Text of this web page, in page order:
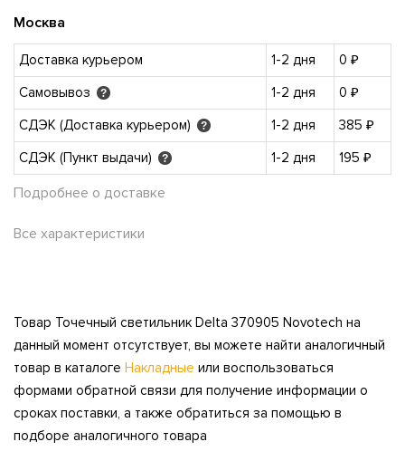
Москва
Доставка курьером 1-2 дня
0 ₽
Самовывоз
? 1-2 дня
0 ₽
СДЭК (Доставка курьером)
? 1-2 дня
385 ₽
СДЭК (Пункт выдачи)
? 1-2 дня 195 ₽
Подробнее о доставке
Все характеристики
Товар Точечный светильник Delta 370905 Novotech на
данный момент отсутствует, вы можете найти аналогичный
товар в каталоге Накладные или воспользоваться
формами обратной связи для получение информации о
сроках поставки, а также обратиться за помощью в
подборе аналогичного товара